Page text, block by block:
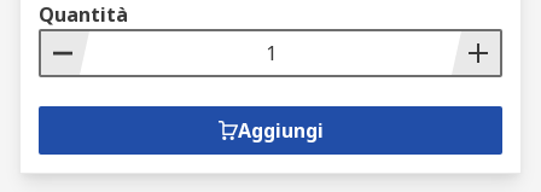
Quantità
Aggiungi